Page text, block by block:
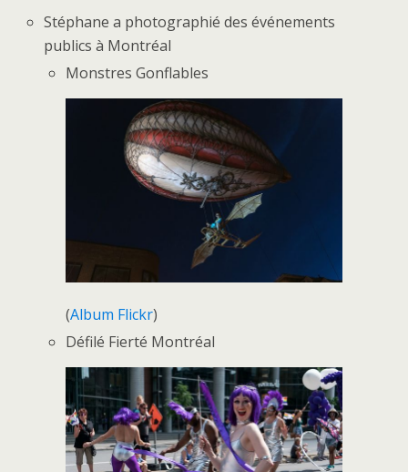
Stéphane a photographié des événements
publics à Montréal
Monstres Gonflables
(Album Flickr)
Défilé Fierté Montréal